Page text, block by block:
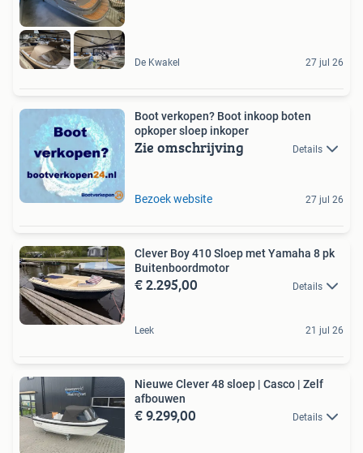
De Kwakel 27 jul 26
Boot verkopen? Boot inkoop boten
opkoper sloep inkoper
Zie omschrijving Details
Bezoek website 27 jul 26
Clever Boy 410 Sloep met Yamaha 8 pk
Buitenboordmotor
€ 2.295,00 Details
Leek 21 jul 26
Nieuwe Clever 48 sloep | Casco | Zelf
afbouwen
€ 9.299,00 Details